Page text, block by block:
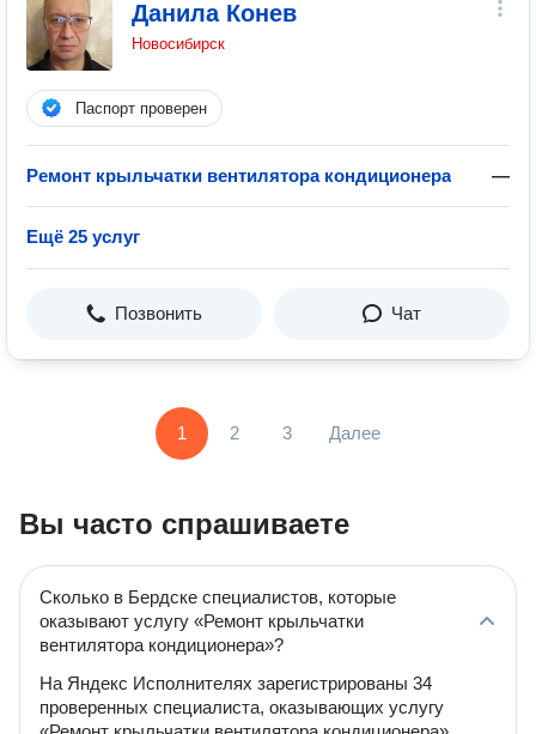
Данила Конев
Новосибирск
Паспорт проверен
Ремонт крыльчатки вентилятора кондиционера —
Ещё 25 услуг
Позвонить Чат
1 2 3 Далее
Вы часто спрашиваете
Сколько в Бердске специалистов, которые
оказывают услугу «Ремонт крыльчатки
вентилятора кондиционера»?
На Яндекс Исполнителях зарегистрированы 34
проверенных специалиста, оказывающих услугу